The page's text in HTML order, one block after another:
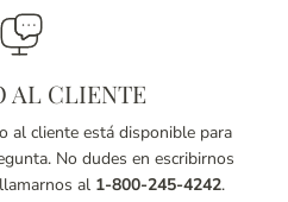
AL CLIENTE
al cliente está disponible para
No dudes en escribirnos
al 1-800-245-4242.